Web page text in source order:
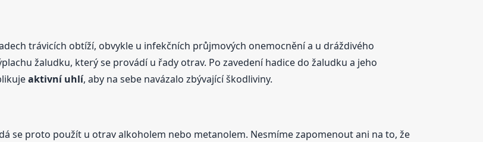
trávicích obtíží, obvykle u infekčních průjmových onemocnění a u dráždivého
žaludku, který se provádí u řady otrav. Po zavedení hadice do žaludku a jeho
aktivní uhlí, aby na sebe navázalo zbývající škodliviny.
se proto použít u otrav alkoholem nebo metanolem. Nesmíme zapomenout ani na to, že